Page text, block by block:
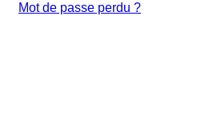
Mot de passe perdu ?